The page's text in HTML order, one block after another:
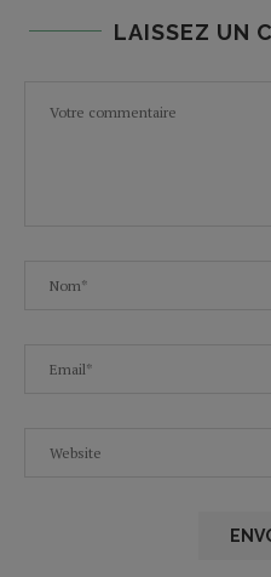
LAISSEZ UN